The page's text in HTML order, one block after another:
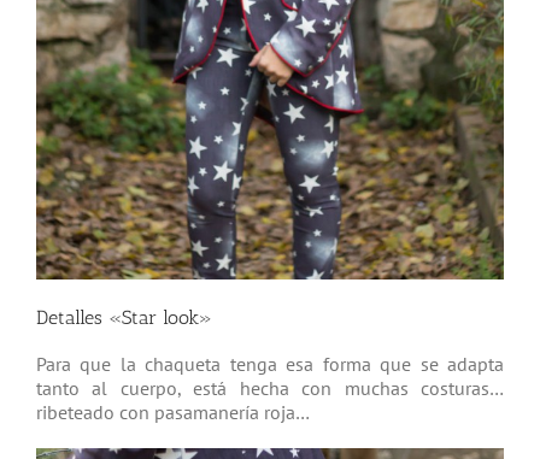
Detalles «Star look»
Para que la chaqueta tenga esa forma que se adapta
tanto al cuerpo, está hecha con muchas costuras…
ribeteado con pasamanería roja…